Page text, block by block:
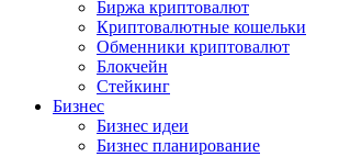
Биржа криптовалют
Криптовалютные кошельки
Обменники криптовалют
Блокчейн
Стейкинг
Бизнес
Бизнес идеи
Бизнес планирование